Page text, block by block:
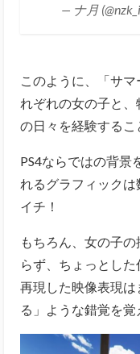
— ナ月
このように、「サ
れぞれの女の子と
の日々を経験するこ
PS4ならではの背景
れるグラフィック
イチ！
もちろん、女の子
らず、ちょっとし
再現した映像表現
る」ような錯覚を覚